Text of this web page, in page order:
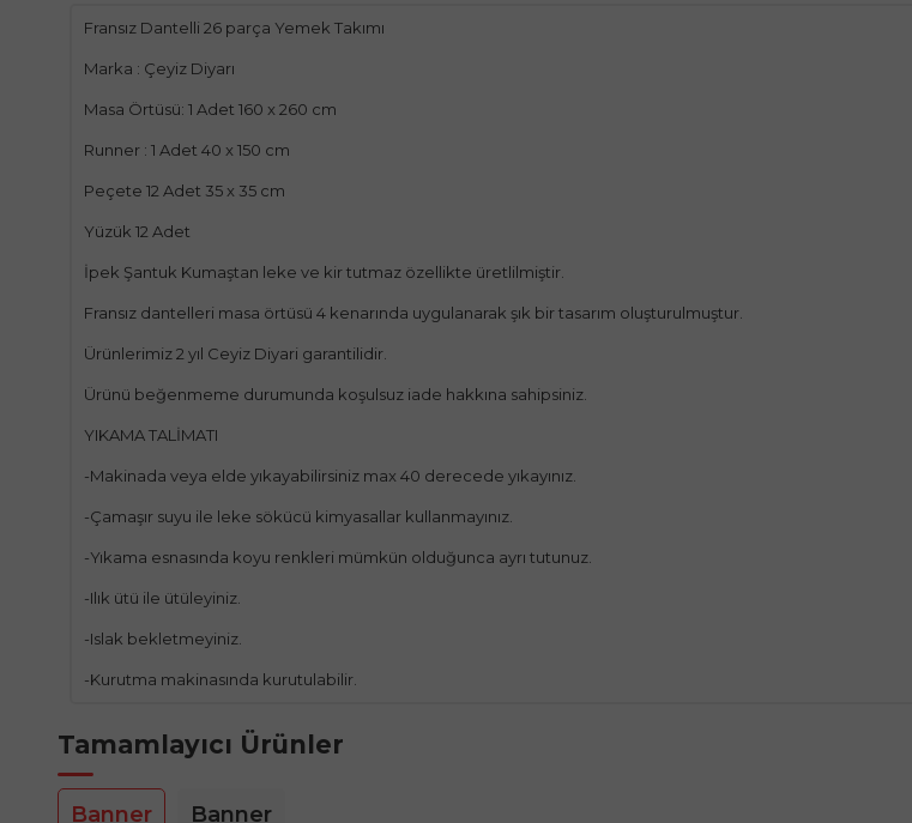
Fransız Dantelli 26 parça Yemek Takımı
Marka : Çeyiz Diyarı
Masa Örtüsü: 1 Adet 160 x 260 cm
Runner : 1 Adet 40 x 150 cm
Peçete 12 Adet 35 x 35 cm
Yüzük 12 Adet
İpek Şantuk Kumaştan leke ve kir tutmaz özellikte üretlilmiştir.
Fransız dantelleri masa örtüsü 4 kenarında uygulanarak şık bir tasarım oluşturulmuştur.
Ürünlerimiz 2 yıl Ceyiz Diyari garantilidir.
Ürünü beğenmeme durumunda koşulsuz iade hakkına sahipsiniz.
YIKAMA TALİMATI
-Makinada veya elde yıkayabilirsiniz max 40 derecede yıkayınız.
-Çamaşır suyu ile leke sökücü kimyasallar kullanmayınız.
-Yıkama esnasında koyu renkleri mümkün olduğunca ayrı tutunuz.
-Ilık ütü ile ütüleyiniz.
-Islak bekletmeyiniz.
-Kurutma makinasında kurutulabilir.
Tamamlayıcı Ürünler
Banner Banner